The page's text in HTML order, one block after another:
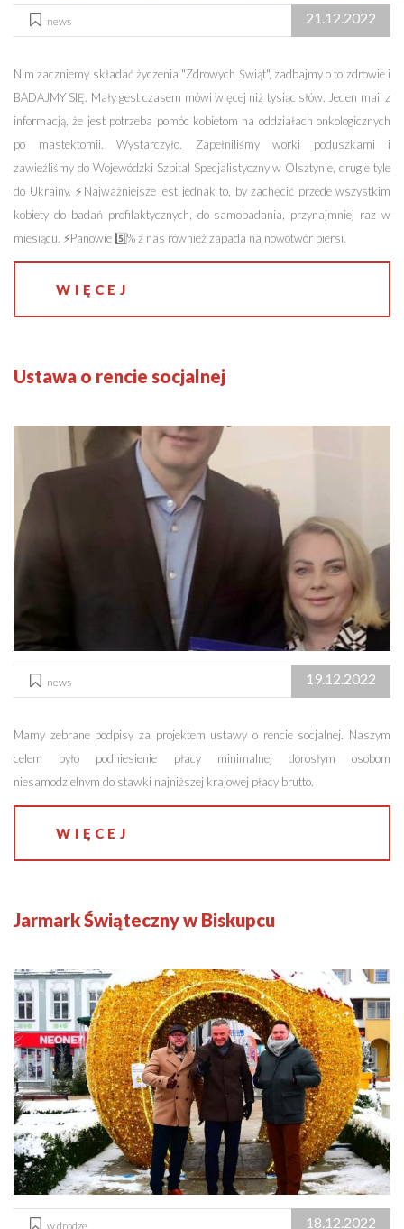
news 21.12.2022
Nim zaczniemy składać życzenia "Zdrowych Świąt", zadbajmy o to zdrowie i
BADAJMY SIĘ. Mały gest czasem mówi więcej niż tysiąc słów. Jeden mail z
informacją, że jest potrzeba pomóc kobietom na oddziałach onkologicznych
po mastektomii. Wystarczyło. Zapełniliśmy worki poduszkami i
zawieźliśmy do Wojewódzki Szpital Specjalistyczny w Olsztynie, drugie tyle
do Ukrainy. ⚡️Najważniejsze jest jednak to, by zachęcić przede wszystkim
kobiety do badań profilaktycznych, do samobadania, przynajmniej raz w
miesiącu. ⚡️Panowie 5️⃣% z nas również zapada na nowotwór piersi.
WIĘCEJ
Ustawa o rencie socjalnej
news 19.12.2022
Mamy zebrane podpisy za projektem ustawy o rencie socjalnej. Naszym
celem było podniesienie płacy minimalnej dorosłym osobom
niesamodzielnym do stawki najniższej krajowej płacy brutto.
WIĘCEJ
Jarmark Świąteczny w Biskupcu
w drodze 18.12.2022